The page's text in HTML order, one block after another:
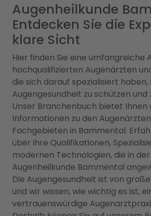
Augenheilkunde
Entdecken Sie die
klare Sicht
Hier finden Sie eine umfangreiche
hochqualifizierten Augenärzten
die sich darauf spezialisiert haben,
Augengesundheit zu schützen und
Unser Branchenbuch bietet
Informationen zu den
Fachgebieten in Bammental.
über ihre Qualifikationen,
modernen Technologien, die in der
Augenheilkunde Bammental
Die Augengesundheit ist von
und wir wissen, wie wichtig es ist,
vertrauenswürdige